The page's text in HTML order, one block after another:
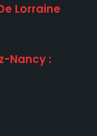
Lorraine
Nancy :